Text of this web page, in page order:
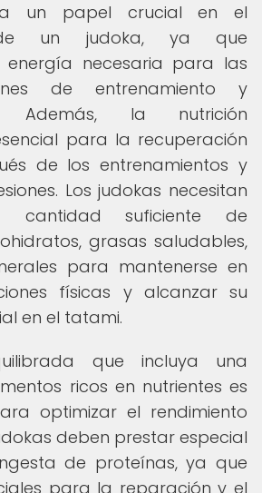
un papel crucial en el
de un judoka, ya que
necesaria para las
de entrenamiento y
Además, la nutrición
para la recuperación
de los entrenamientos y
Los judokas necesitan
cantidad suficiente de
grasas saludables,
para mantenerse en
físicas y alcanzar su
en el tatami.
que incluya una
ricos en nutrientes es
optimizar el rendimiento
deben prestar especial
de proteínas, ya que
para la reparación y el